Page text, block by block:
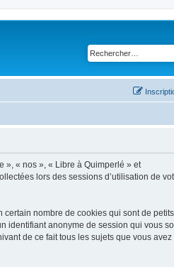
», « nos », « Libre à Quimperlé » et
lors des sessions d’utilisation de
nombre de cookies qui sont de
identifiant anonyme de session qui vous
de ce fait tous les sujets que vous